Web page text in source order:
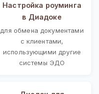
Настройка роуминга
в Диадоке
для обмена документами
с клиентами,
использующими другие
системы ЭДО